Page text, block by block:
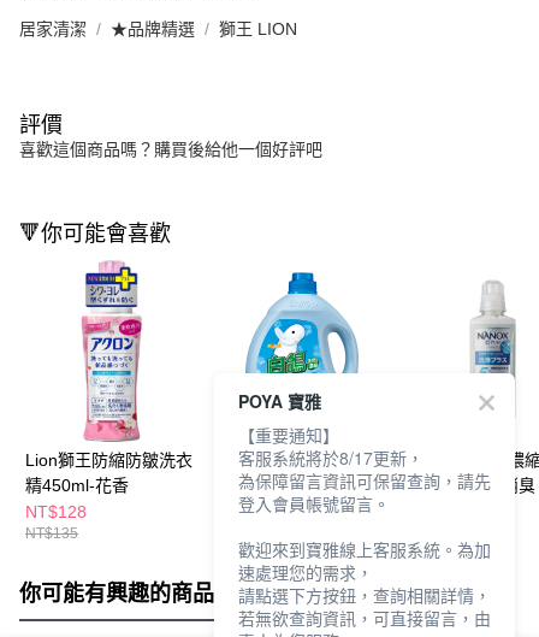
居家清潔 ★品牌精選 獅王 LION
評價
喜歡這個商品嗎？購買後給他一個好評吧
🔻你可能會喜歡
Lion獅王防縮防皺洗衣
精450ml-花香
NT$128
NT$135
白鴿護纖抗菌洗衣精
3500g
NT$240
獅王奈米樂超濃
精600g-潔淨消臭
你可能有興趣的商品 全站排行
POYA 寶雅
【重要通知】
客服系統將於8/17更新，
為保障留言資訊可保留查詢，請先
登入會員帳號留言。
歡迎來到寶雅線上客服系統。為加
速處理您的需求，
請點選下方按鈕，查詢相關詳情，
若無欲查詢資訊，可直接留言，由